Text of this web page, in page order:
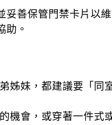
善保管門禁卡片以維
助。
姊妹，都建議要「同
機會，或穿著一件式